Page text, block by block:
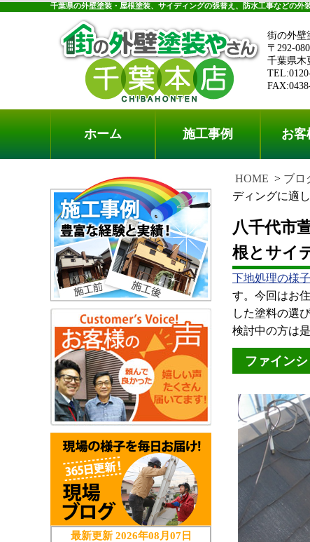
千葉県の外壁塗装・屋根塗装、サイディングの張替え、防水工事などの外
街の外壁
〒292-
千葉県木
ホーム 施工事例 お客
HOME ブロ
ディングに適
八千代市
根とサイ
下地処理の様子
す。今回はお
した塗料の選
検討中の方は
ファイン
最新更新 2026年08月07日